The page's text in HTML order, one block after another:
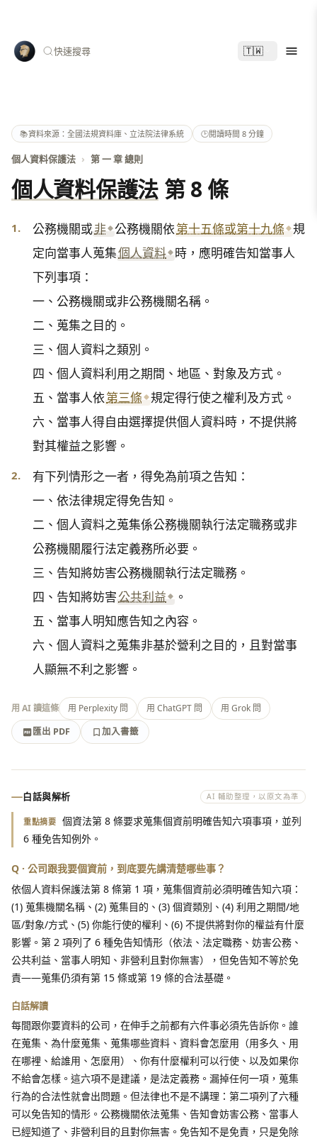
快速搜尋 🇹🇼
📚資料來源：全國法規資料庫、立法院法律系統 🕑閱讀時間 8 分鐘
個人資料保護法 › 第 一 章 總則
個人資料保護法第 8 條
1. 公務機關或非 公務機關依第十五條或第十九條 規
定向當事人蒐集個人資料 時，應明確告知當事人
下列事項：
一、公務機關或非公務機關名稱。
二、蒐集之目的。
三、個人資料之類別。
四、個人資料利用之期間、地區、對象及方式。
五、當事人依第三條 規定得行使之權利及方式。
六、當事人得自由選擇提供個人資料時，不提供將
對其權益之影響。
2.
有下列情形之一者，得免為前項之告知：
一、依法律規定得免告知。
二、個人資料之蒐集係公務機關執行法定職務或非
公務機關履行法定義務所必要。
三、告知將妨害公務機關執行法定職務。
四、告知將妨害公共利益
。
五、當事人明知應告知之內容。
六、個人資料之蒐集非基於營利之目的，且對當事
人顯無不利之影響。
用 AI 讀這條 用 Perplexity 問 用 ChatGPT 問
用 Grok 問
匯出 PDF
加入書籤
匯出 PDF
加入書籤
白話與解析 AI 輔助整理，以原文為準
重點摘要 個資法第 8 條要求蒐集個資前明確告知六項事項，並列
6 種免告知例外。
Q · 公司跟我要個資前，到底要先講清楚哪些事？
依個人資料保護法第 8 條第 1 項，蒐集個資前必須明確告知六項：
(1) 蒐集機關名稱、(2) 蒐集目的、(3) 個資類別、(4) 利用之期間/地
區/對象/方式、(5) 你能行使的權利、(6) 不提供將對你的權益有什麼
影響。第 2 項列了 6 種免告知情形（依法、法定職務、妨害公務、
公共利益、當事人明知、非營利且對你無害），但免告知不等於免
責——蒐集仍須有第 15 條或第 19 條的合法基礎。
白話解讀
每間跟你要資料的公司，在伸手之前都有六件事必須先告訴你。誰
在蒐集、為什麼蒐集、蒐集哪些資料、資料會怎麼用（用多久、用
在哪裡、給誰用、怎麼用）、你有什麼權利可以行使、以及如果你
不給會怎樣。這六項不是建議，是法定義務。漏掉任何一項，蒐集
行為的合法性就會出問題。但法律也不是不講理：第二項列了六種
可以免告知的情形。公務機關依法蒐集、告知會妨害公務、當事人
已經知道了、非營利目的且對你無害。免告知不是免責，只是免除